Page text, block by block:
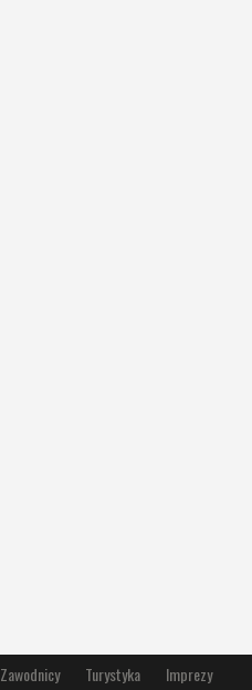
Zawodnicy Turystyka Imprezy